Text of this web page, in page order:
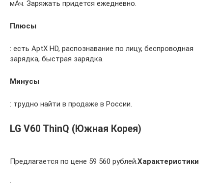
мАч. Заряжать придется ежедневно.
Плюсы
: есть AptX HD, распознавание по лицу, беспроводная
зарядка, быстрая зарядка.
Минусы
: трудно найти в продаже в России.
LG V60 ThinQ (Южная Корея)
Предлагается по цене 59 560 рублей.Характеристики